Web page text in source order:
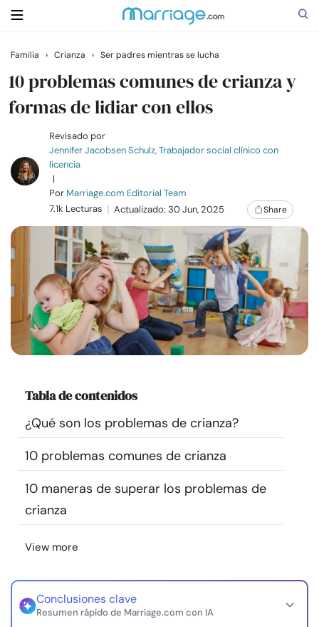
Buscar
Casarse
Relaciones
Familia
Ayuda
Cursos
Recursos
Encuentra un terapeuta
Idioma
Sobre nosotros
Familia › Crianza › Ser padres mientras se lucha
10 problemas comunes de crianza y
formas de lidiar con ellos
Revisado por
Jennifer Jacobsen Schulz, Trabajador social clínico con
licencia
|
Por Marriage.com Editorial Team
7.1k Lecturas
Actualizado: 30 Jun, 2025 Share
Tabla de contenidos
¿Qué son los problemas de crianza?
10 problemas comunes de crianza
10 maneras de superar los problemas de
crianza
View more
Conclusiones clave
Resumen rápido de Marriage.com con IA